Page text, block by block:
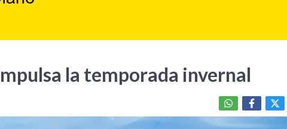
la temporada invernal